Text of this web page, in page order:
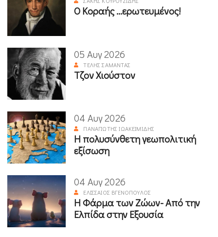
Ο Κοραής ...ερωτευμένος!
05 Αυγ 2026
ΤΈΛΗΣ ΣΑΜΑΝΤΆΣ
Τζον Χιούστον
04 Αυγ 2026
ΠΑΝΑΓΙΏΤΗΣ ΙΩΑΚΕΙΜΊΔΗΣ
Η πολυσύνθετη γεωπολιτική
εξίσωση
04 Αυγ 2026
ΕΛΙΣΣΑΊΟΣ ΒΓΕΝΌΠΟΥΛΟΣ
Η Φάρμα των Ζώων- Από την
Ελπίδα στην Εξουσία